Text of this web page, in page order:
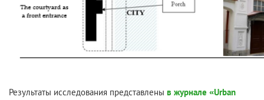
Результаты исследования представлены в журнале «Urban